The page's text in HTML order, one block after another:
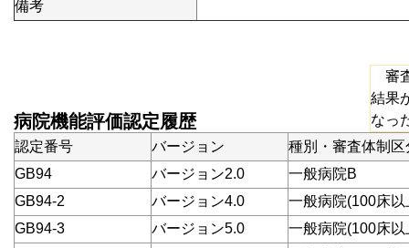
備考
病院機能評価認定履歴
審
結果
なっ
認定番号
バージョン
種別・審査体制区
GB94
バージョン2.0
一般病院B
GB94-2
バージョン4.0
一般病院(100床
GB94-3
バージョン5.0
一般病院(100床